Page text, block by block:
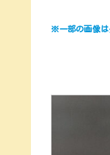
※一部の画像は